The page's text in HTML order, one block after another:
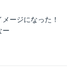
ージになった！
ー